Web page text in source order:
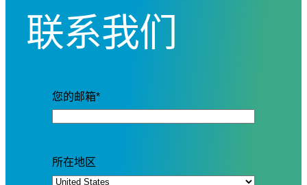
联系我们
您的邮箱*
所在地区